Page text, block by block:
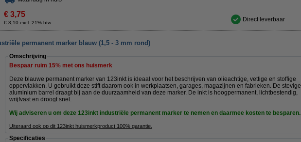
€ 3,75
€ 3,10 excl. 21% btw Direct leverbaar
permanent marker blauw (1,5 - 3 mm rond)
Omschrijving
Bespaar ruim 15% met ons huismerk
Deze blauwe permanent marker van 123inkt is ideaal voor het beschrijven van olieachtige, vettige en stoffige
oppervlakken. U gebruikt deze stift daarom ook in werkplaatsen, garages, magazijnen en fabrieken. De stevige
aluminium barrel draagt bij aan de duurzaamheid van deze marker. De inkt is hoogpermanent, lichtbestendig,
wrijfvast en droogt snel.
Wij adviseren u om deze 123inkt industriële permanent marker te nemen en daarmee kosten te besparen.
Uiteraard ook op dit 123inkt huismerkproduct 100% garantie.
Specificaties